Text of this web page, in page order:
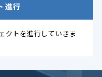
進行
クトを進行していきま